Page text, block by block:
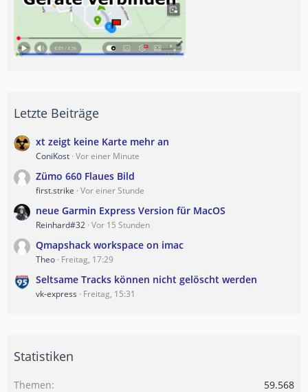
Letzte Beiträge
xt zeigt keine Karte mehr an
ConiKost Vor einer Minute
Zümo 660 Flaues Bild
first.strike Vor einer Stunde
neue Garmin Express Version für MacOS
Reinhard#32 Vor 15 Stunden
Qmapshack workspace on imac
Theo Freitag, 17:29
Seltsame Tracks können nicht gelöscht werden
vk-express Freitag, 15:31
Statistiken
Themen
59.568